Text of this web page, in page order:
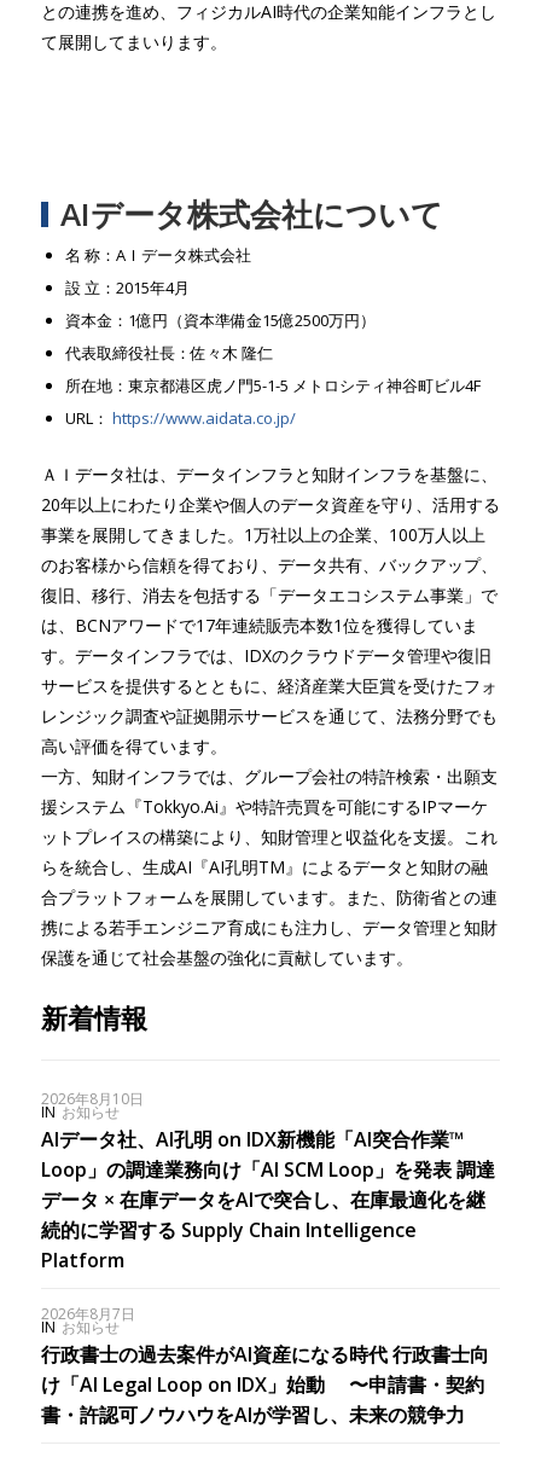
との連携を進め、フィジカルAI時代の企業知能インフラとし
て展開してまいります。
AIデータ株式会社について
名 称：AＩデータ株式会社
設 立：2015年4月
資本金：1億円（資本準備金15億2500万円）
代表取締役社長：佐々木 隆仁
所在地：東京都港区虎ノ門5-1-5 メトロシティ神谷町ビル4F
URL： https://www.aidata.co.jp/
ＡＩデータ社は、データインフラと知財インフラを基盤に、
20年以上にわたり企業や個人のデータ資産を守り、活用する
事業を展開してきました。1万社以上の企業、100万人以上
のお客様から信頼を得ており、データ共有、バックアップ、
復旧、移行、消去を包括する「データエコシステム事業」で
は、BCNアワードで17年連続販売本数1位を獲得していま
す。データインフラでは、IDXのクラウドデータ管理や復旧
サービスを提供するとともに、経済産業大臣賞を受けたフォ
レンジック調査や証拠開示サービスを通じて、法務分野でも
高い評価を得ています。
一方、知財インフラでは、グループ会社の特許検索・出願支
援システム『Tokkyo.Ai』や特許売買を可能にするIPマーケ
ットプレイスの構築により、知財管理と収益化を支援。これ
らを統合し、生成AI『AI孔明TM』によるデータと知財の融
合プラットフォームを展開しています。また、防衛省との連
携による若手エンジニア育成にも注力し、データ管理と知財
保護を通じて社会基盤の強化に貢献しています。
新着情報
2026年8月10日
IN お知らせ
AIデータ社、AI孔明 on IDX新機能「AI突合作業™
Loop」の調達業務向け「AI SCM Loop」を発表 調達
データ × 在庫データをAIで突合し、在庫最適化を継
続的に学習する Supply Chain Intelligence
Platform
2026年8月7日
IN お知らせ
行政書士の過去案件がAI資産になる時代 行政書士向
け「AI Legal Loop on IDX」始動 〜申請書・契約
書・許認可ノウハウをAIが学習し、未来の競争力